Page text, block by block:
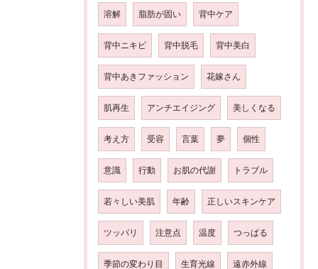
溶解 脂肪が固い 背中ケア
背中ニキビ 背中脱毛 背中美白
背中あきファッション 花嫁さん
肌再生 アンチエイジング 美しくなる
考え方 受容 言葉 夢 個性
意識 行動 お肌の代謝 トラブル
若々しい美肌 年齢 正しいスキンケア
ツッパリ 注意点 温度 つっぱる
季節の変わり目 生育光線 遠赤外線